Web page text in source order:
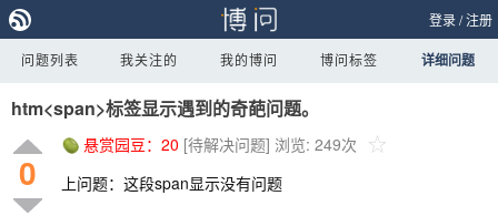
登录/注册
问题列表 我关注的 我的博问 博问标签 详细问题
htm<span>标签显示遇到的奇葩问题。
0
悬赏园豆： 20 [待解决问题] 浏览: 249次
上问题：这段span显示没有问题